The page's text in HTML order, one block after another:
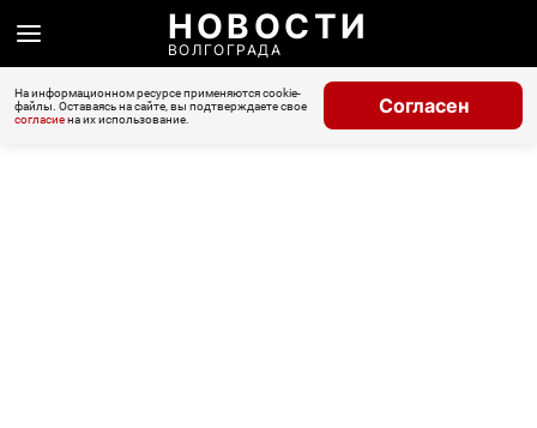
НОВОСТИ
ВОЛГОГРАДА
На информационном ресурсе применяются cookie-
файлы. Оставаясь на сайте, вы подтверждаете свое
согласиена их использование.
Согласен